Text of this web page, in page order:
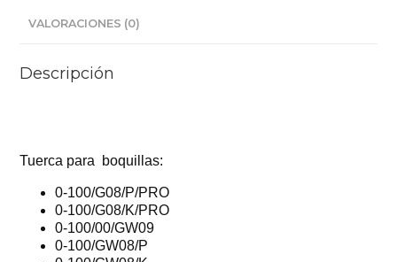
VALORACIONES (0)
Descripción
Tuerca para boquillas:
0-100/G08/P/PRO
0-100/G08/K/PRO
0-100/00/GW09
0-100/GW08/P